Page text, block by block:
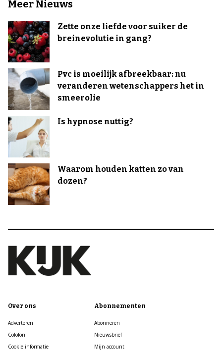
Meer Nieuws
Zette onze liefde voor suiker de
breinevolutie in gang?
Pvc is moeilijk afbreekbaar: nu
veranderen wetenschappers het in
smeerolie
Is hypnose nuttig?
Waarom houden katten zo van
dozen?
Over ons
Adverteren
Colofon
Cookie informatie
Abonnementen
Abonneren
Nieuwsbrief
Mijn account